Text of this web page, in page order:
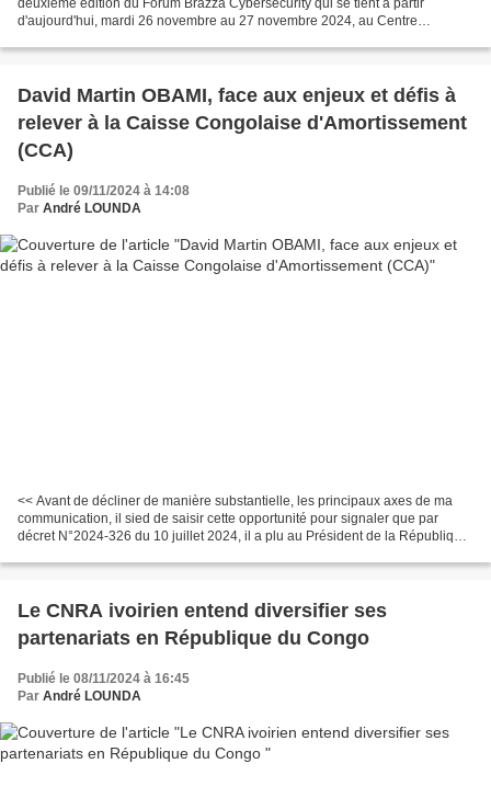
d'aujourd'hui, mardi 26 novembre au 27 novembre 2024, au Centre
David Martin OBAMI, face aux enjeux et défis à
relever à la Caisse Congolaise d'Amortissement
(CCA)
Publié le 09/11/2024 à 14:08
Par André LOUNDA
<< Avant de décliner de manière substantielle, les principaux axes de ma
communication, il sied de saisir cette opportunité pour signaler que par
décret N°2024-326 du 10 juillet 2024, il a plu au Président de la République,
Le CNRA ivoirien entend diversifier ses
partenariats en République du Congo
Publié le 08/11/2024 à 16:45
Par André LOUNDA